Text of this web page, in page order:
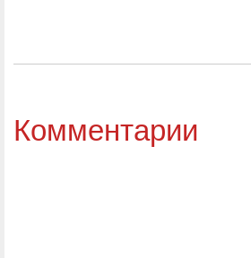
Комментарии